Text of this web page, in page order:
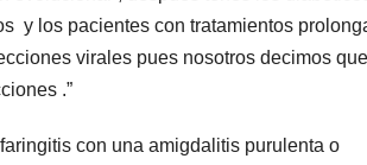
y los pacientes con tratamientos
virales pues nosotros decimos
.”
con una amigdalitis purulenta o